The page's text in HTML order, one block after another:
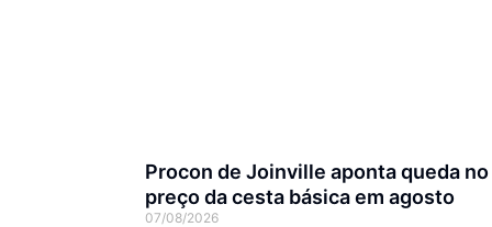
Procon de Joinville aponta queda no
preço da cesta básica em agosto
07/08/2026